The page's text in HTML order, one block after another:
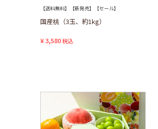
【送料無料】【新発売】【セール】
国産桃（3玉、約1kg）
¥3,580税込